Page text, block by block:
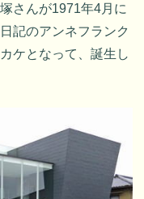
さんが1971年4月に
記のアンネフランク
ケとなって、誕生し